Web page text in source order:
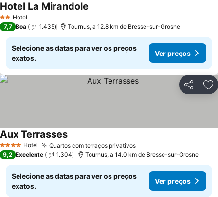
2 Estrelas
Hotel
Hotel La Mirandole
7,7 Boa 1.435 Tournus, a 12.8 km de Bresse-sur-Grosne
Selecione as datas para ver os preços
exatos.
Ver preços
Partilhar
4 EstrelasHotel Quartos com terraços privativos
Aux Terrasses
9,2 Excelente 1.304 Tournus, a 14.0 km de Bresse-sur-Grosne
Selecione as datas para ver os preços
exatos.
Ver preços